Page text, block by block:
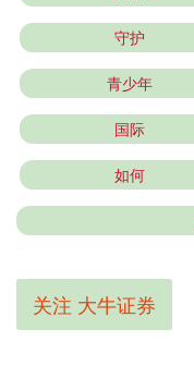
守护
青少年
国际
如何
关注 大牛证券